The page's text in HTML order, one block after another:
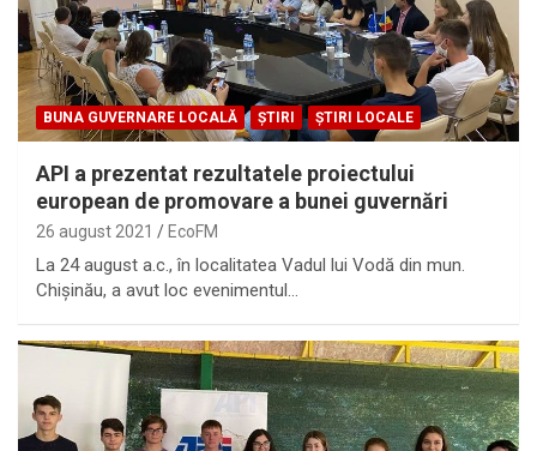
BUNA GUVERNARE LOCALĂ ȘTIRI ȘTIRI LOCALE
API a prezentat rezultatele proiectului
european de promovare a bunei guvernări
26 august 2021 EcoFM
La 24 august a.c., în localitatea Vadul lui Vodă din mun.
Chișinău, a avut loc evenimentul…